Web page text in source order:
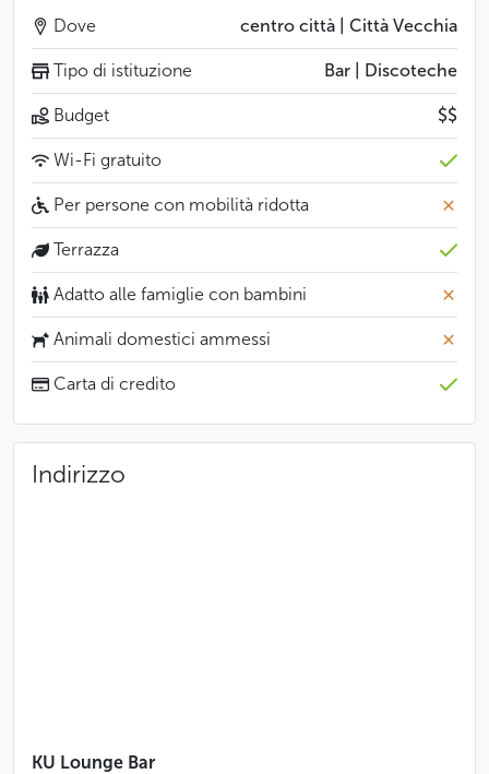
recensioni di Tripadvisor e di altri siti sono totalmente
entusiastiche. Non importa da dove venite e come vi
chiamate, venite a rilassarvi e divertirvi. Durante la
notte, il KU Bar si trasforma da luogo in cui si beve e
parla a un club con dancefloor. Se non volte stare in
piedi tutta la notte, potete prenotare un tavolo sul sito
web del locale.
Meno
Dove centro città | Città Vecchia
Tipo di istituzione Bar | Discoteche
Budget $$
Wi-Fi gratuito
Per persone con mobilità ridotta
Terrazza
Adatto alle famiglie con bambini
Animali domestici ammessi
Carta di credito
Indirizzo
KU Lounge Bar